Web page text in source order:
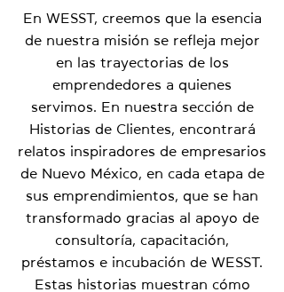
En WESST, creemos que la esencia
de nuestra misión se refleja mejor
en las trayectorias de los
emprendedores a quienes
servimos. En nuestra sección de
Historias de Clientes, encontrará
relatos inspiradores de empresarios
de Nuevo México, en cada etapa de
sus emprendimientos, que se han
transformado gracias al apoyo de
consultoría, capacitación,
préstamos e incubación de WESST.
Estas historias muestran cómo